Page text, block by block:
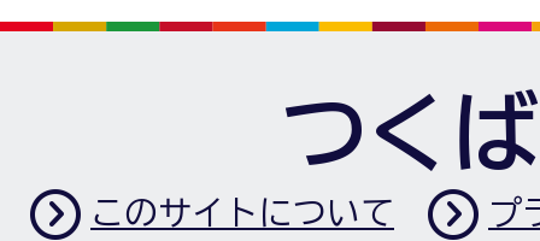
つく
このサイトについて プ